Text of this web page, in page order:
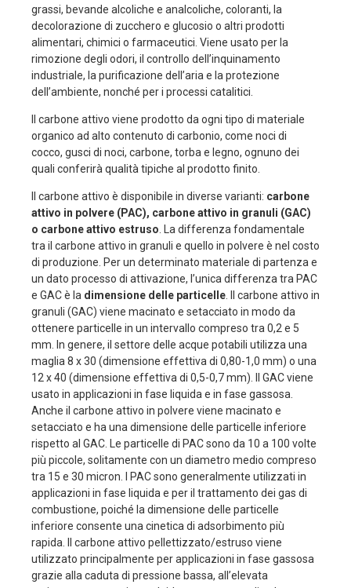
grassi, bevande alcoliche e analcoliche, coloranti, la
decolorazione di zucchero e glucosio o altri prodotti
alimentari, chimici o farmaceutici. Viene usato per la
rimozione degli odori, il controllo dell’inquinamento
industriale, la purificazione dell’aria e la protezione
dell’ambiente, nonché per i processi catalitici.
Il carbone attivo viene prodotto da ogni tipo di materiale
organico ad alto contenuto di carbonio, come noci di
cocco, gusci di noci, carbone, torba e legno, ognuno dei
quali conferirà qualità tipiche al prodotto finito.
Il carbone attivo è disponibile in diverse varianti: carbone
attivo in polvere (PAC), carbone attivo in granuli (GAC)
o carbone attivo estruso. La differenza fondamentale
tra il carbone attivo in granuli e quello in polvere è nel costo
di produzione. Per un determinato materiale di partenza e
un dato processo di attivazione, l’unica differenza tra PAC
e GAC è la dimensione delle particelle. Il carbone attivo in
granuli (GAC) viene macinato e setacciato in modo da
ottenere particelle in un intervallo compreso tra 0,2 e 5
mm. In genere, il settore delle acque potabili utilizza una
maglia 8 x 30 (dimensione effettiva di 0,80-1,0 mm) o una
12 x 40 (dimensione effettiva di 0,5-0,7 mm). Il GAC viene
usato in applicazioni in fase liquida e in fase gassosa.
Anche il carbone attivo in polvere viene macinato e
setacciato e ha una dimensione delle particelle inferiore
rispetto al GAC. Le particelle di PAC sono da 10 a 100 volte
più piccole, solitamente con un diametro medio compreso
tra 15 e 30 micron. I PAC sono generalmente utilizzati in
applicazioni in fase liquida e per il trattamento dei gas di
combustione, poiché la dimensione delle particelle
inferiore consente una cinetica di adsorbimento più
rapida. Il carbone attivo pellettizzato/estruso viene
utilizzato principalmente per applicazioni in fase gassosa
grazie alla caduta di pressione bassa, all’elevata